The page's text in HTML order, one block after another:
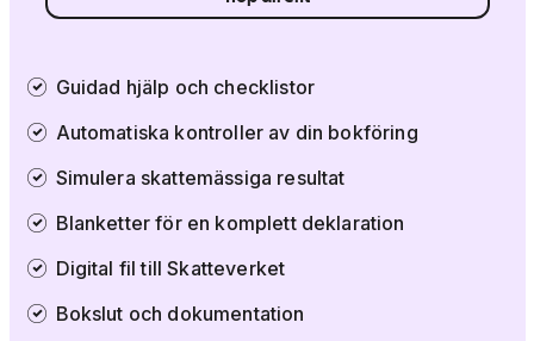
Guidad hjälp och checklistor
Automatiska kontroller av din bokföring
Simulera skattemässiga resultat
Blanketter för en komplett deklaration
Digital fil till Skatteverket
Bokslut och dokumentation